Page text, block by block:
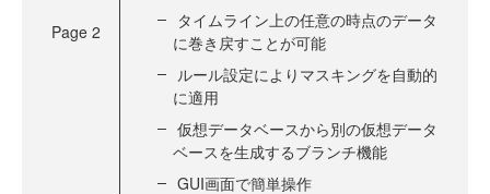
Page 2
タイムライン上の任意の時点のデータ
に巻き戻すことが可能
ルール設定によりマスキングを自動的
に適用
仮想データベースから別の仮想データ
ベースを生成するブランチ機能
GUI画面で簡単操作